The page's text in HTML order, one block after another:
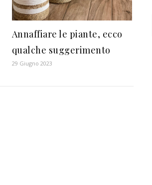
Annaffiare le piante, ecco
qualche suggerimento
29 Giugno 2023